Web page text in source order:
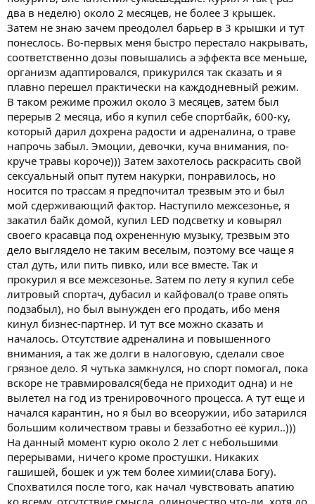
два в неделю) около 2 месяцев, не более 3 крышек.
Затем не знаю зачем преодолел барьер в 3 крышки и тут
понеслось. Во-первых меня быстро перестало накрывать,
соответственно дозы повышались а эффекта все меньше,
организм адаптировался, прикурился так сказать и я
плавно перешел практически на каждодневный режим.
В таком режиме прожил около 3 месяцев, затем был
перерыв 2 месяца, ибо я купил себе спортбайк, 600-ку,
который дарил дохрена радости и адреналина, о траве
напрочь забыл. Эмоции, девочки, куча внимания, по-
круче травы короче))) Затем захотелось раскрасить свой
сексуальный опыт путем накурки, понравилось, но
носится по трассам я предпочитал трезвым это и был
мой сдерживающий фактор. Наступило межсезонье, я
закатил байк домой, купил LED подсветку и ковырял
своего красавца под охрененную музыку, трезвым это
дело выглядело не таким веселым, поэтому все чаще я
стал дуть, или пить пивко, или все вместе. Так и
прокурил я все межсезонье. Затем по лету я купил себе
литровый спортач, дубасил и кайфовал(о траве опять
подзабыл), но был вынужден его продать, ибо меня
кинул бизнес-партнер. И тут все можно сказать и
началось. Отсутствие адреналина и повышенного
внимания, а так же долги в налоговую, сделали свое
грязное дело. Я чутька замкнулся, но спорт помогал, пока
вскоре не травмировался(беда не приходит одна) и не
вылетел на год из тренировочного процесса. А тут еще и
начался карантин, но я был во всеоружии, ибо затарился
большим количеством травы и беззаботно её курил..)))
На данный момент курю около 2 лет с небольшими
перерывами, ничего кроме простушки. Никаких
гашишей, бошек и уж тем более химии(слава Богу).
Спохватился после того, как начал чувствовать апатию
ко всему, отсутствие смысла, одиночество что-ли, хотя до